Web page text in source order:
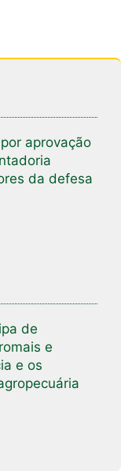
aprovação
da defesa
de
e
e os